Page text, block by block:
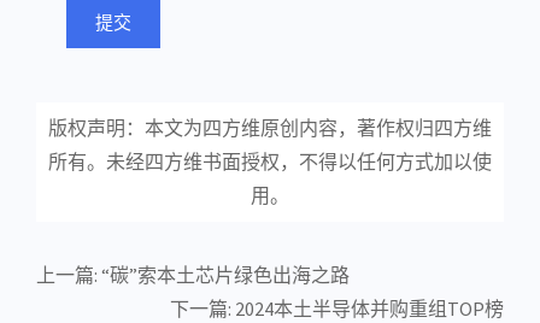
提交
版权声明：本文为四方维原创内容，著作权归四方维
所有。未经四方维书面授权，不得以任何方式加以使
用。
上一篇: “碳”索本土芯片绿色出海之路
下一篇: 2024本土半导体并购重组TOP榜